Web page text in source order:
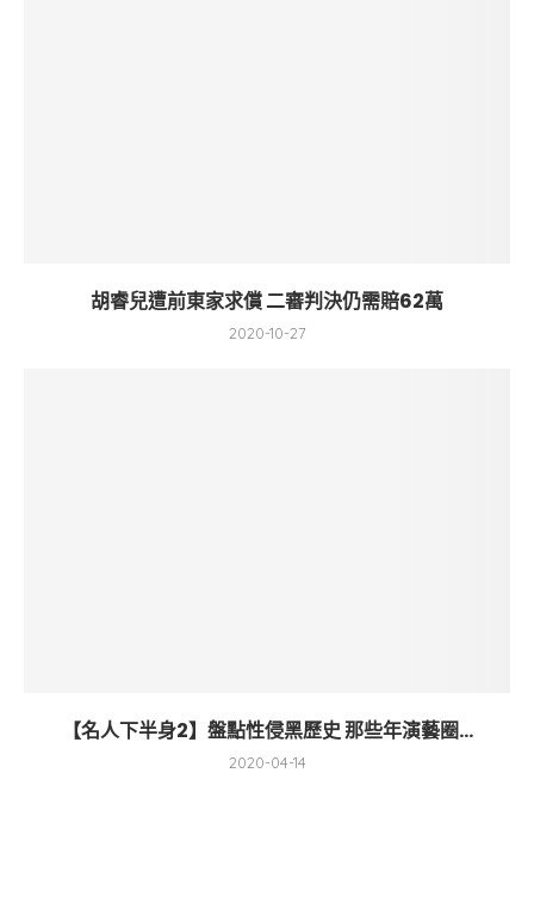
胡睿兒遭前東家求償 二審判決仍需賠62萬
2020-10-27
【名人下半身2】盤點性侵黑歷史 那些年演藝圈...
2020-04-14